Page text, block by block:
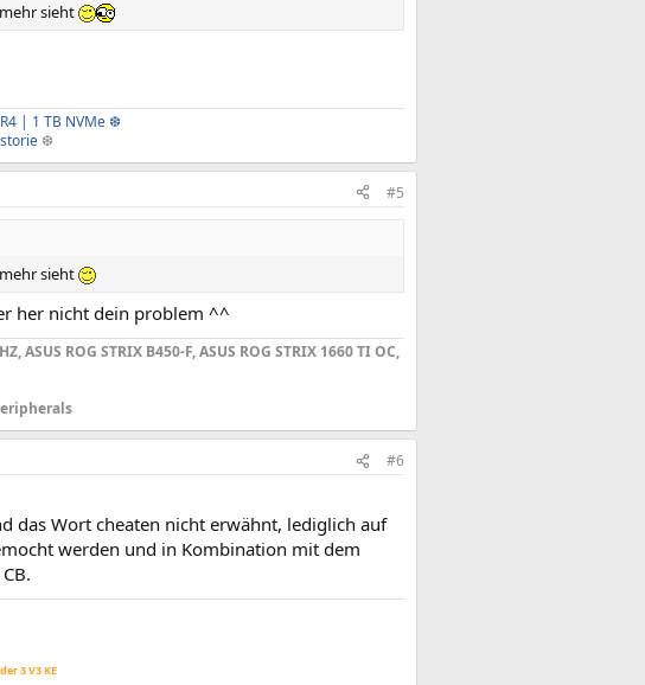
sieht
| 1 TB NVMe ❆
❆​
#5
sieht
her nicht dein problem ^^
ASUS ROG STRIX B450-F, ASUS ROG STRIX 1660 TI OC,
#6
das Wort cheaten nicht erwähnt, lediglich auf
werden und in Kombination mit dem
3 V3 KE